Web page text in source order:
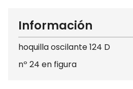
Información
hoquilla oscilante 124 D
nº 24 en figura